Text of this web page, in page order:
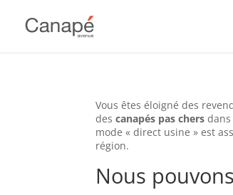
Vous êtes éloigné des
descanapés pas chers
mode « direct usine » est
région.
Nous